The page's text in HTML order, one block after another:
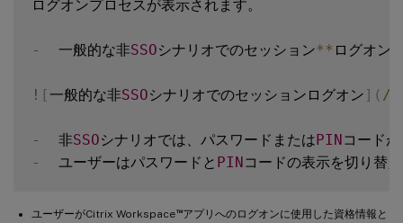
ログオンプロセスが表示されます。
-
  一般的な非
SSOシナリオでのセッション** ログオン
! [一般的な非SSOシナリオでのセッションログオン ] ( /
-
  非
SSOシナリオでは、パスワードまたはPIN
-
  ユーザーはパスワードと
PIN
ユーザーがCitrix Workspace™アプリへのログオンに使用した資格情報と